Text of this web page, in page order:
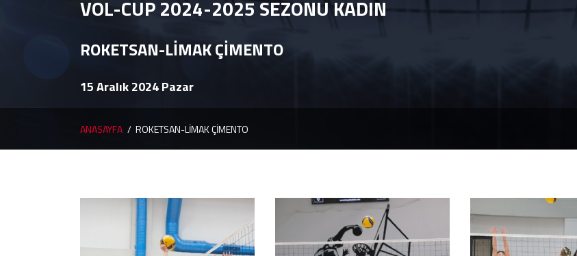
VOL-CUP 2024-2025 SEZONU KADIN
ROKETSAN-LİMAK ÇİMENTO
15 Aralık 2024 Pazar
ANASAYFA ROKETSAN-LİMAK ÇİMENTO